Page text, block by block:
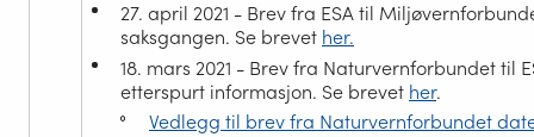
27. april 2021 - Brev fra ESA til
saksgangen. Se brevet her.
18. mars 2021 - Brev fra Naturvernforbundet til
etterspurt informasjon. Se brevet her.
Vedlegg til brev fra Naturvernforbundet